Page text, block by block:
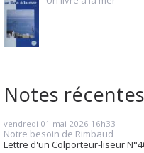
Notes récentes
vendredi 01 mai 2026 16h33
Notre besoin de Rimbaud
Lettre d'un Colporteur-liseur